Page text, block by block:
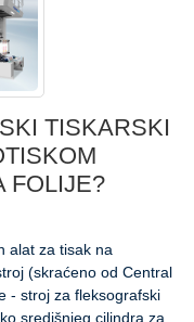
TISKARSKI
FOLIJE?
alat za tisak na
(skraćeno od Central
- stroj za fleksografski
središnjeg cilindra za